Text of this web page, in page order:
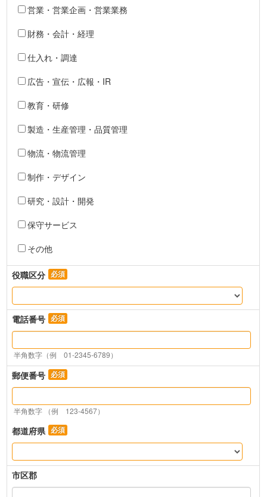
営業・営業企画・営業業務
財務・会計・経理
仕入れ・調達
広告・宣伝・広報・IR
教育・研修
製造・生産管理・品質管理
物流・物流管理
制作・デザイン
研究・設計・開発
保守サービス
その他
役職区分
電話番号
半角数字（例　01-2345-6789）
郵便番号
半角数字 （例　123-4567）
都道府県
市区郡